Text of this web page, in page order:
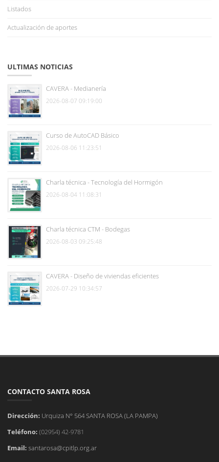
Listados
Actualización de aportes
ULTIMAS NOTICIAS
CAVERA - Medianería
2026-08-07 09:19:00
Curso de AutoCAD Básico
2026-08-06 11:23:51
Charla técnica - Tecnología del Hormigón
2026-08-04 11:08:31
Charla técnica CTM - Bodegas
2026-08-03 09:25:48
CAVERA - Diseño de viviendas eficientes
2026-07-29 10:34:57
CONTACTO SANTA ROSA
Dirección: Urquiza N° 564 SANTA ROSA (LA PAMPA)
Teléfono: (02954) 42-9781
Email: santarosa@cpitlp.org.ar